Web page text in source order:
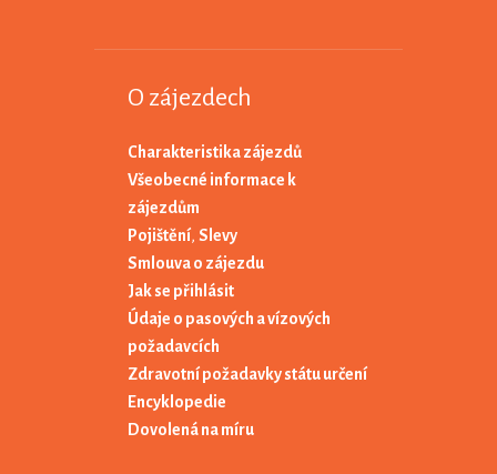
O zájezdech
Charakteristika zájezdů
Všeobecné informace k
zájezdům
Pojištění, Slevy
Smlouva o zájezdu
Jak se přihlásit
Údaje o pasových a vízových
požadavcích
Zdravotní požadavky státu určení
Encyklopedie
Dovolená na míru